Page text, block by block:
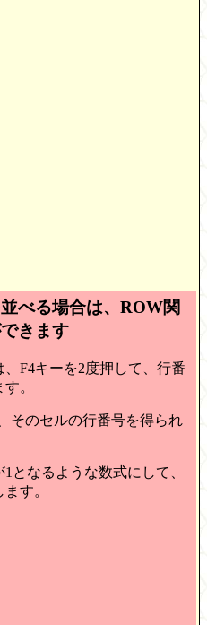
べる場合は、ROW関
きます
F4キーを2度押して、行番
。
そのセルの行番号を得られ
となるような数式にして、
す。